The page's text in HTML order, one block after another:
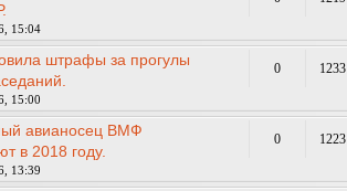
15:04
штрафы за прогулы
15:00
0 1233
авианосец ВМФ
в 2018 году.
13:39
0 1223